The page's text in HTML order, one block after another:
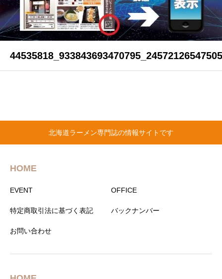
北海道ラーメン専門誌の情報サイトです
HOME
EVENT OFFICE
特定商取引法に基づく表記 バックナンバー
お問い合わせ